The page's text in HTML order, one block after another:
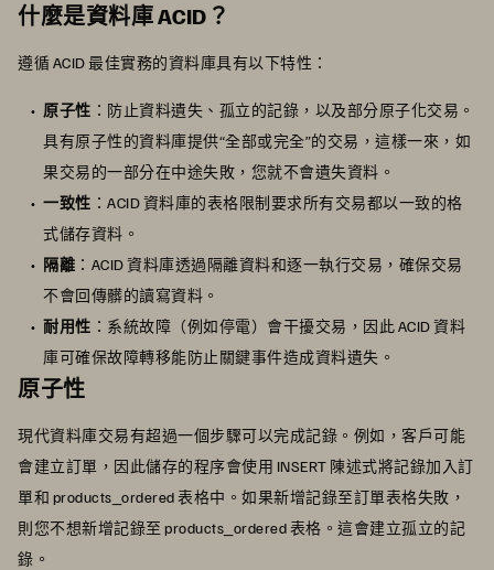
什麼是資料庫 ACID？
遵循 ACID 最佳實務的資料庫具有以下特性：
原子性 ：防止資料遺失、孤立的記錄，以及部分原子化交易。
具有原子性的資料庫提供“全部或完全”的交易，這樣一來，如
果交易的一部分在中途失敗，您就不會遺失資料。
一致性 ：ACID 資料庫的表格限制要求所有交易都以一致的格
式儲存資料。
隔離 ：ACID 資料庫透過隔離資料和逐一執行交易，確保交易
不會回傳髒的讀寫資料。
耐用性 ：系統故障（例如停電）會干擾交易，因此 ACID 資料
庫可確保故障轉移能防止關鍵事件造成資料遺失。
原子性
現代資料庫交易有超過一個步驟可以完成記錄。例如，客戶可能
會建立訂單，因此儲存的程序會使用 INSERT 陳述式將記錄加入訂
單和 products_ordered 表格中。如果新增記錄至訂單表格失敗，
則您不想新增記錄至 products_ordered 表格。這會建立孤立的記
錄。